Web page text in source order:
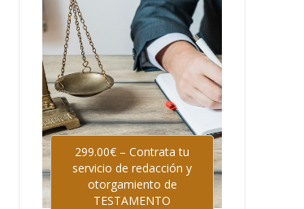
299.00€ – Contrata tu
servicio de redacción y
otorgamiento de
TESTAMENTO